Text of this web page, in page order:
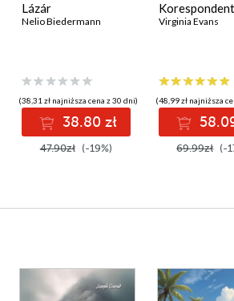
Lázár
Nelio Biedermann
(38,31 zł najniższa cena z 30 dni)
38.80 zł
47.90zł (-19%)
Virginia Evans
(48,99 zł najniższa
69.99zł (-